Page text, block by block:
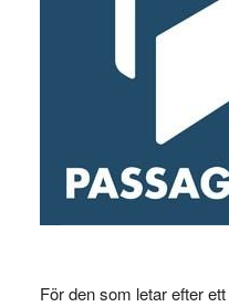
För den som letar efter ett